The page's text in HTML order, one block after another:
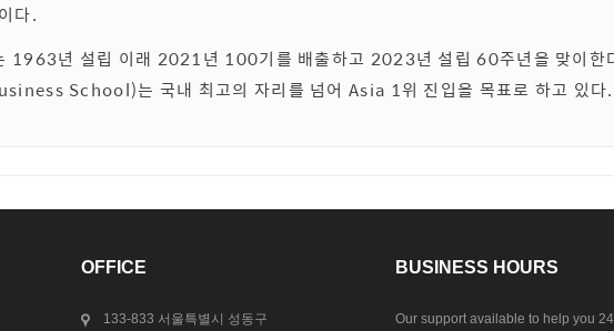
다.
1963년 설립 이래 2021년 100기를 배출하고 2023년 설립 60주년을 맞이한
School)는 국내 최고의 자리를 넘어 Asia 1위 진입을 목표로 하고 있다.
OFFICE
133-833 서울특별시 성동구
BUSINESS HOURS
Our support available to help you